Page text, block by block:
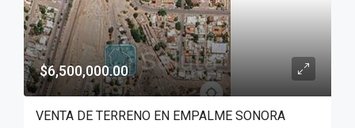
$6,500,000.00
VENTA DE TERRENO EN EMPALME SONORA